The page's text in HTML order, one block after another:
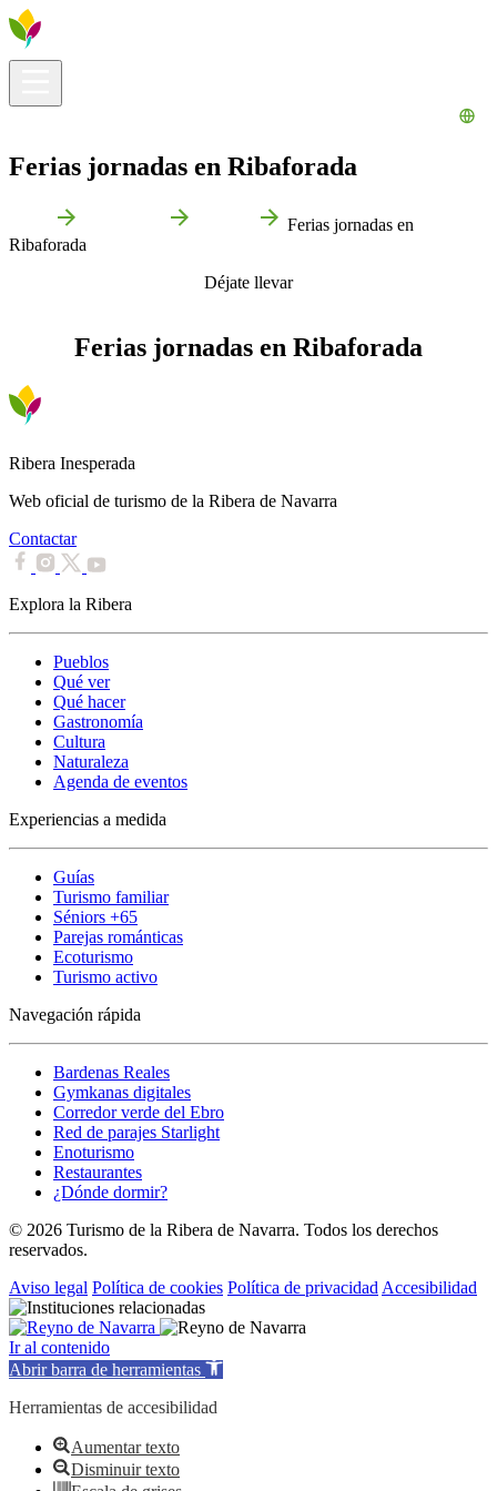
Ferias jornadas en Ribaforada
Ferias jornadas en
Ribaforada
Déjate llevar
Ferias jornadas en Ribaforada
Ribera Inesperada
Web oficial de turismo de la Ribera de Navarra
Contactar
Explora la Ribera
Pueblos
Qué ver
Qué hacer
Gastronomía
Cultura
Naturaleza
Agenda de eventos
Experiencias a medida
Guías
Turismo familiar
Séniors +65
Parejas románticas
Ecoturismo
Turismo activo
Navegación rápida
Bardenas Reales
Gymkanas digitales
Corredor verde del Ebro
Red de parajes Starlight
Enoturismo
Restaurantes
¿Dónde dormir?
© 2026 Turismo de la Ribera de Navarra. Todos los derechos
reservados.
Aviso legal Política de cookies Política de privacidad Accesibilidad
Ir al contenido
Abrir barra de herramientas
Herramientas de accesibilidad
Aumentar texto
Disminuir texto